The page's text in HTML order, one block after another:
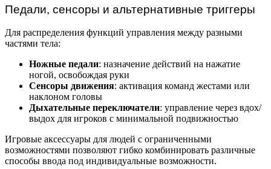
Педали, сенсоры и альтернативные триггеры
Для распределения функций управления между разными
частями тела:
Ножные педали: назначение действий на нажатие
ногой, освобождая руки
Сенсоры движения: активация команд жестами или
наклоном головы
Дыхательные переключатели: управление через вдох/
выдох для игроков с минимальной подвижностью
Игровые аксессуары для людей с ограниченными
возможностями позволяют гибко комбинировать различные
способы ввода под индивидуальные возможности.